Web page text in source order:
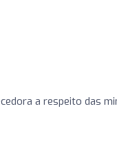
a respeito das